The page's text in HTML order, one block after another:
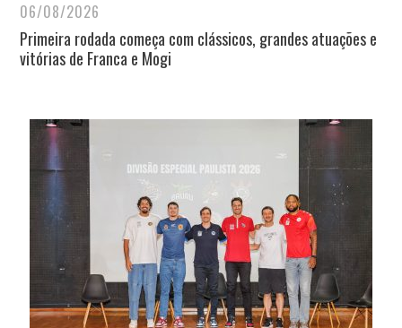
06/08/2026
Primeira rodada começa com clássicos, grandes atuações e
vitórias de Franca e Mogi